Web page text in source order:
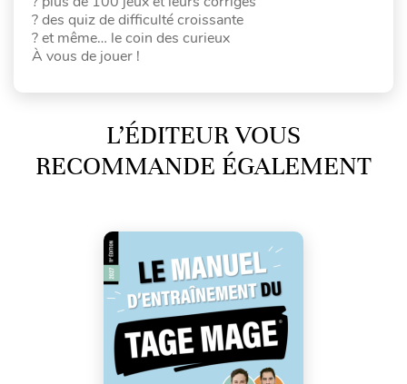
? des quiz de difficulté croissante
? et même… le coin des curieux
À vous de jouer !
L’ÉDITEUR VOUS
RECOMMANDE ÉGALEMENT